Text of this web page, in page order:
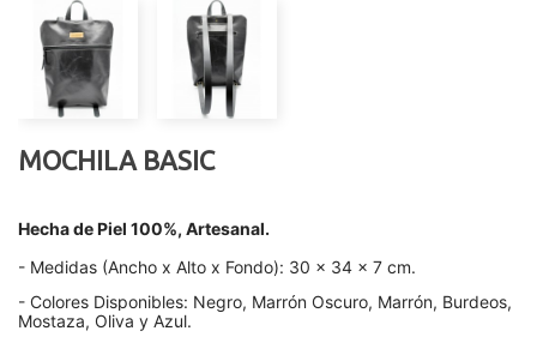
MOCHILA BASIC
Hecha de Piel 100%, Artesanal.
- Medidas (Ancho x Alto x Fondo): 30 x 34 x 7 cm.
- Colores Disponibles: Negro, Marrón Oscuro, Marrón, Burdeos,
Mostaza, Oliva y Azul.